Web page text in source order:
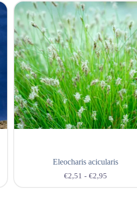
Eleocharis acicularis
€2,51 -€2,95